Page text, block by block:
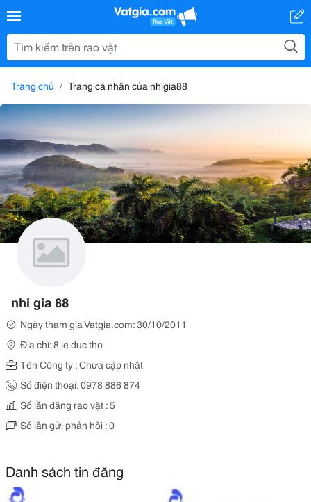
Trang chủ Trang cá nhân của nhigia88
nhi gia 88
Ngày tham gia Vatgia.com: 30/10/2011
Địa chỉ: 8 le duc tho
Tên Công ty : Chưa cập nhật
Số điện thoại: 0978 886 874
Số lần đăng rao vặt : 5
Số lần gửi phản hồi : 0
Danh sách tin đăng